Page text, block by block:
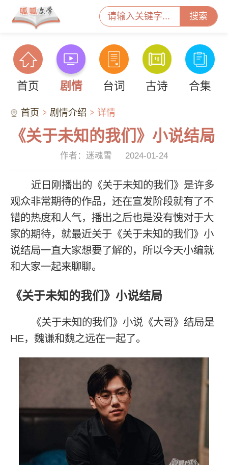
搜索
首页 剧情 台词 古诗 合集
首页 剧情介绍 详情
《关于未知的我们》小说结局
作者：迷魂雪 2024-01-24
近日刚播出的《关于未知的我们》是许多
观众非常期待的作品，还在宣发阶段就有了不
错的热度和人气，播出之后也是没有愧对于大
家的期待，就最近关于《关于未知的我们》小
说结局一直大家想要了解的，所以今天小编就
和大家一起来聊聊。
《关于未知的我们》小说结局
《关于未知的我们》小说《大哥》结局是
HE，魏谦和魏之远在一起了。